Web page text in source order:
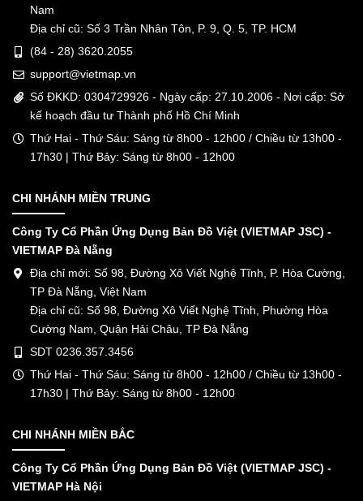
Nam
Địa chỉ cũ: Số 3 Trần Nhân Tôn, P. 9, Q. 5, TP. HCM
(84 - 28) 3620.2055
support@vietmap.vn
Số ĐKKD: 0304729926 - Ngày cấp: 27.10.2006 - Nơi cấp: Sở
kế hoạch đầu tư Thành phố Hồ Chí Minh
Thứ Hai - Thứ Sáu: Sáng từ 8h00 - 12h00 / Chiều từ 13h00 -
17h30 | Thứ Bảy: Sáng từ 8h00 - 12h00
CHI NHÁNH MIỀN TRUNG
Công Ty Cổ Phần Ứng Dụng Bản Đồ Việt (VIETMAP JSC) -
VIETMAP Đà Nẵng
Địa chỉ mới: Số 98, Đường Xô Viết Nghệ Tĩnh, P. Hòa Cường,
TP Đà Nẵng, Việt Nam
Địa chỉ cũ: Số 98, Đường Xô Viết Nghệ Tĩnh, Phường Hòa
Cường Nam, Quận Hải Châu, TP Đà Nẵng
SDT 0236.357.3456
Thứ Hai - Thứ Sáu: Sáng từ 8h00 - 12h00 / Chiều từ 13h00 -
17h30 | Thứ Bảy: Sáng từ 8h00 - 12h00
CHI NHÁNH MIỀN BẮC
Công Ty Cổ Phần Ứng Dụng Bản Đồ Việt (VIETMAP JSC) -
VIETMAP Hà Nội